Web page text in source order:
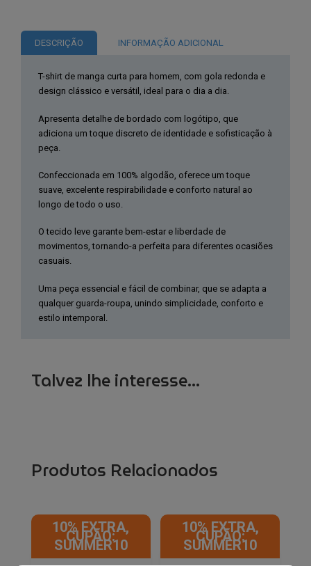
Shirt
Preta
Homem
DESCRIÇÃO INFORMAÇÃO ADICIONAL
T-shirt de manga curta para homem, com gola redonda e
design clássico e versátil, ideal para o dia a dia.
Apresenta detalhe de bordado com logótipo, que
adiciona um toque discreto de identidade e sofisticação à
peça.
Confeccionada em 100% algodão, oferece um toque
suave, excelente respirabilidade e conforto natural ao
longo de todo o uso.
O tecido leve garante bem-estar e liberdade de
movimentos, tornando-a perfeita para diferentes ocasiões
casuais.
Uma peça essencial e fácil de combinar, que se adapta a
qualquer guarda-roupa, unindo simplicidade, conforto e
estilo intemporal.
Talvez lhe interesse...
Produtos Relacionados
10% EXTRA,
CUPÃO:
SUMMER10
10% EXTRA,
CUPÃO:
SUMMER10